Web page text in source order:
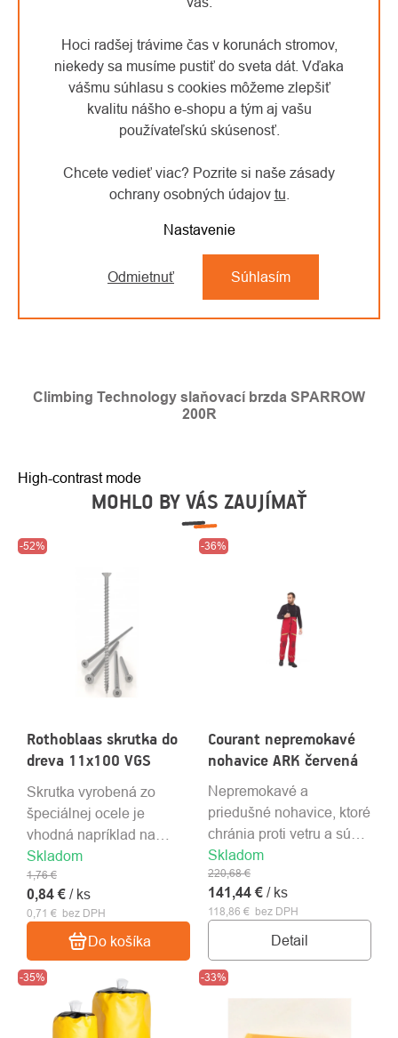
Hoci radšej trávime čas v korunách stromov,
niekedy sa musíme pustiť do sveta dát. Vďaka
vášmu súhlasu s cookies môžeme zlepšiť
kvalitu nášho e-shopu a tým aj vašu
používateľskú skúsenosť.
Chcete vedieť viac? Pozrite si naše zásady
ochrany osobných údajov tu
Nastavenie
Odmietnuť Súhlasím
Climbing Technology slaňovací brzda SPARROW
200R
High-contrast mode
MOHLO BY VÁS ZAUJÍMAŤ
-52%
Rothoblaas skrutka do
dreva 11x100 VGS
Skladom
0,71 € bez DPH
1,76 €
0,84 € / ks
Do košíka
Skrutka vyrobená zo
špeciálnej ocele je
vhodná napríklad na
oceľové dosky.
-36%
Courant nepremokavé
nohavice ARK červená
Skladom
118,86 € bez DPH
220,68 €
141,44 € / ks
Detail
Nepremokavé a
priedušné nohavice, ktoré
chránia proti vetru a sú
odolné voči roztrhnutiu. S
reflexnými prvkami a
traky.
-35% -33%